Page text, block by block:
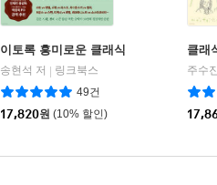
이토록 흥미로운 클래식
송현석 저
링크북스
49건
17,820원 (10% 할인)
클래
주수